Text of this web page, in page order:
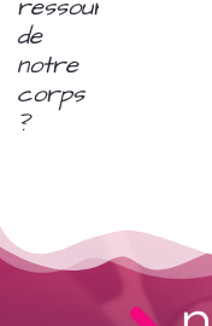
ressource
de
notre
corps
?